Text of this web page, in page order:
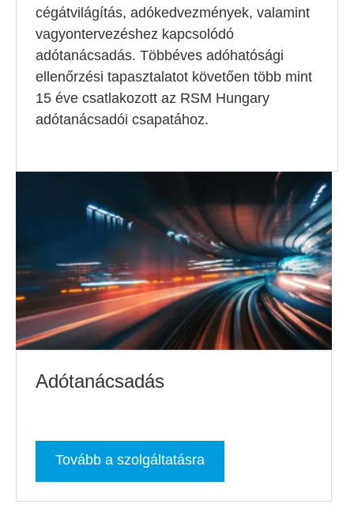
Adótanácsadás
Tovább a szolgáltatásra
cégátvilágítás, adókedvezmények, valamint
vagyontervezéshez kapcsolódó
adótanácsadás. Többéves adóhatósági
ellenőrzési tapasztalatot követően több mint
15 éve csatlakozott az RSM Hungary
adótanácsadói csapatához.